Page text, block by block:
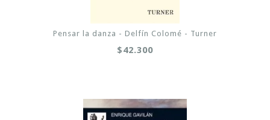
Pensar la danza - Delfín Colomé - Turner
$42.300